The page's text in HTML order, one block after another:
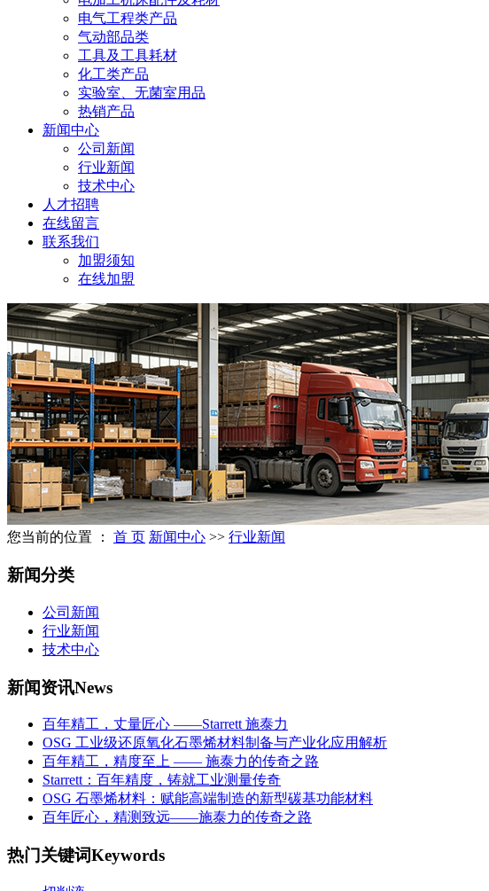
电气工程类产品
气动部品类
工具及工具耗材
化工类产品
实验室、无菌室用品
热销产品
新闻中心
公司新闻
行业新闻
技术中心
人才招聘
在线留言
联系我们
加盟须知
在线加盟
您当前的位置 ： 首 页 新闻中心 >> 行业新闻
新闻分类
公司新闻
行业新闻
技术中心
新闻资讯News
百年精工，丈量匠心 ——Starrett 施泰力
OSG 工业级还原氧化石墨烯材料制备与产业化应用解析
百年精工，精度至上 —— 施泰力的传奇之路
Starrett：百年精度，铸就工业测量传奇
OSG 石墨烯材料：赋能高端制造的新型碳基功能材料
百年匠心，精测致远——施泰力的传奇之路
热门关键词Keywords